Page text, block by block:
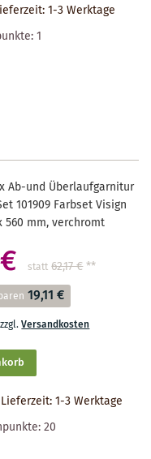
1-3 Werktage
1
Ab-und Überlaufgarnitur
101909 Farbset Visign
560 mm, verchromt
statt 62,17 €**
19,11 €
zzgl.Versandkosten
Lieferzeit: 1-3 Werktage
20